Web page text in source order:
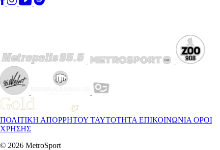
ΠΟΛΙΤΙΚΗ ΑΠΟΡΡΗΤΟΥ ΤΑΥΤΟΤΗΤΑ ΕΠΙΚΟΙΝΩΝΙΑ ΟΡΟΙ
ΧΡΗΣΗΣ
© 2026 MetroSport